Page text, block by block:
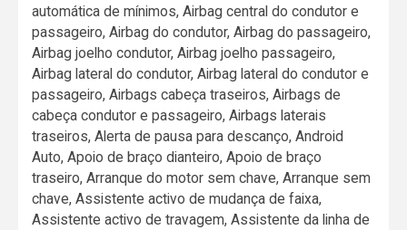
automática de mínimos, Airbag central do condutor e
passageiro, Airbag do condutor, Airbag do passageiro,
Airbag joelho condutor, Airbag joelho passageiro,
Airbag lateral do condutor, Airbag lateral do condutor e
passageiro, Airbags cabeça traseiros, Airbags de
cabeça condutor e passageiro, Airbags laterais
traseiros, Alerta de pausa para descanço, Android
Auto, Apoio de braço dianteiro, Apoio de braço
traseiro, Arranque do motor sem chave, Arranque sem
chave, Assistente activo de mudança de faixa,
Assistente activo de travagem, Assistente da linha de